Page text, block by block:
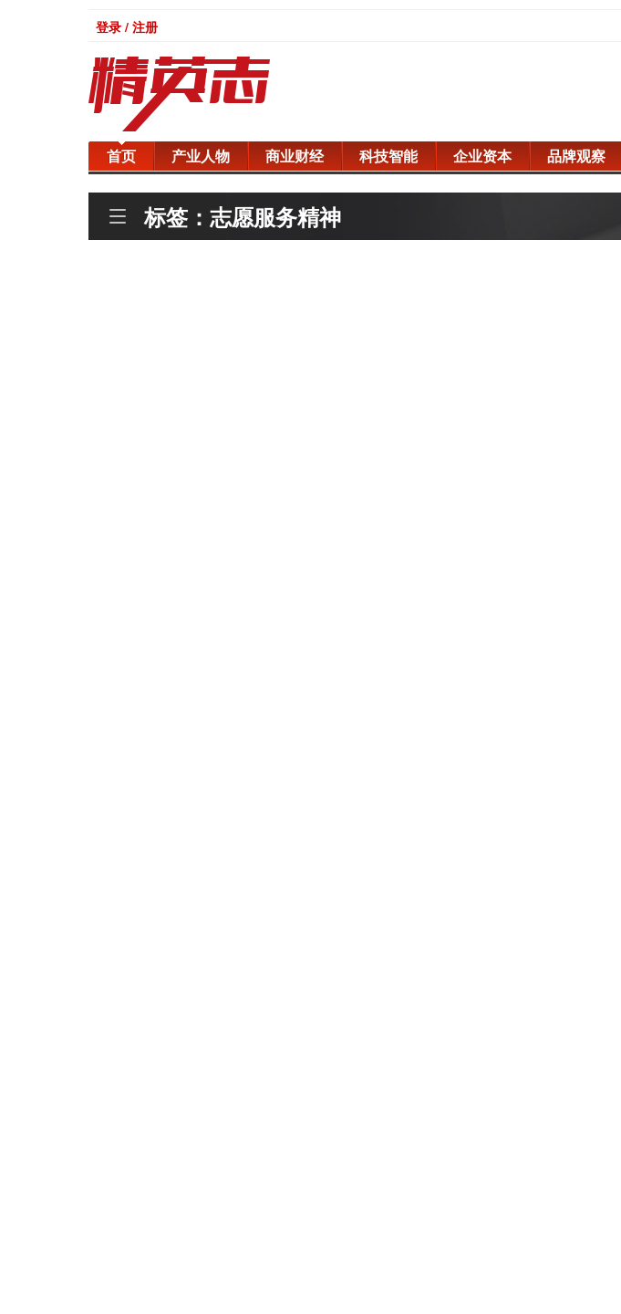
登录 / 注册
首页 产业人物 商业财经 科技智能 企业资本 品牌观察
标签：志愿服务精神